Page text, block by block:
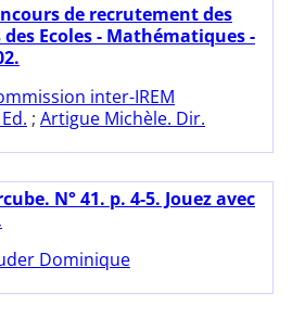
de recrutement des
des Ecoles - Mathématiques -
inter-IREM
; Artigue Michèle. Dir.
N° 41. p. 4-5. Jouez avec
Dominique